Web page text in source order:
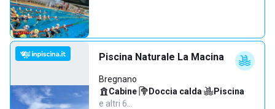
Piscina Naturale La Macina
Bregnano
Cabine· Doccia calda· Piscina·
e altri 6…